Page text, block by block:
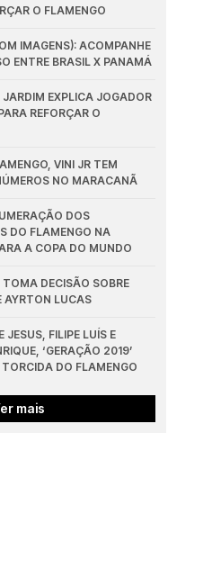
O FLAMENGO
IMAGENS): ACOMPANHE
ENTRE BRASIL X PANAMÁ
JARDIM EXPLICA JOGADOR
REFORÇAR O
VINI JR TEM
NO MARACANÃ
DOS
DO FLAMENGO NA
A COPA DO MUNDO
TOMA DECISÃO SOBRE
AYRTON LUCAS
JESUS, FILIPE LUÍS E
‘GERAÇÃO 2019’
DO FLAMENGO
mais